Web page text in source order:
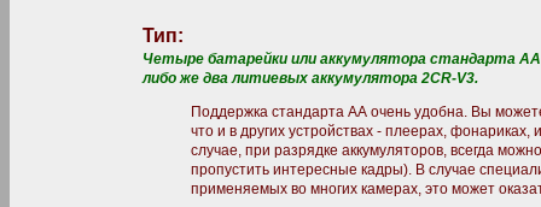
Тип:
Четыре батарейки или аккумулятора стандарта
либо же два литиевых аккумулятора 2CR-V3.
Поддержка стандарта АА очень удобна. Вы
что и в других устройствах - плеерах, фонариках,
случае, при разрядке аккумуляторов, всегда
пропустить интересные кадры). В случае
применяемых во многих камерах, это может